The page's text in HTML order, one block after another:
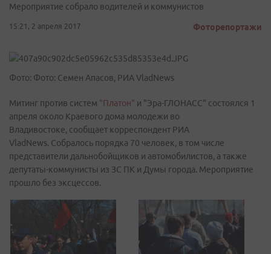
Мероприятие собрало водителей и коммунистов
15:21, 2 апреля 2017 Фоторепортажи
Фото: Фото: Семен Апасов, РИА VladNews
Митинг против систем "Платон" и "Эра-ГЛОНАСС" состоялся 1
апреля около Краевого дома молодежи во
Владивостоке, сообщает корреспондент РИА
VladNews. Собралось порядка 70 человек, в том числе
представители дальнобойщиков и автомобилистов, а также
депутаты-коммунисты из ЗС ПК и Думы города. Мероприятие
прошло без эксцессов.